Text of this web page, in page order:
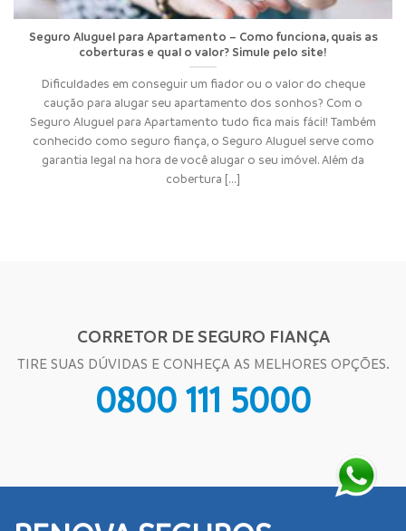
Seguro Aluguel para Apartamento – Como funciona, quais as
coberturas e qual o valor? Simule pelo site!
Dificuldades em conseguir um fiador ou o valor do cheque
caução para alugar seu apartamento dos sonhos? Com o
Seguro Aluguel para Apartamento tudo fica mais fácil! Também
conhecido como seguro fiança, o Seguro Aluguel serve como
garantia legal na hora de você alugar o seu imóvel. Além da
cobertura [...]
CORRETOR DE SEGURO FIANÇA
TIRE SUAS DÚVIDAS E CONHEÇA AS MELHORES OPÇÕES.
0800 111 5000